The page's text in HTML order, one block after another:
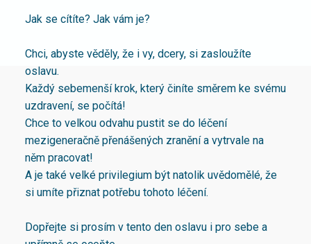
Jak se cítíte? Jak vám je?
Chci, abyste věděly, že i vy, dcery, si zasloužíte
oslavu.
Každý sebemenší krok, který činíte směrem ke svému
uzdravení, se počítá!
Chce to velkou odvahu pustit se do léčení
mezigeneračně přenášených zranění a vytrvale na
něm pracovat!
A je také velké privilegium být natolik uvědomělé, že
si umíte přiznat potřebu tohoto léčení.
Dopřejte si prosím v tento den oslavu i pro sebe a